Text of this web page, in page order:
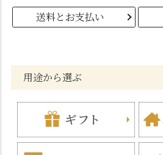
送料とお支払い
用途から選ぶ